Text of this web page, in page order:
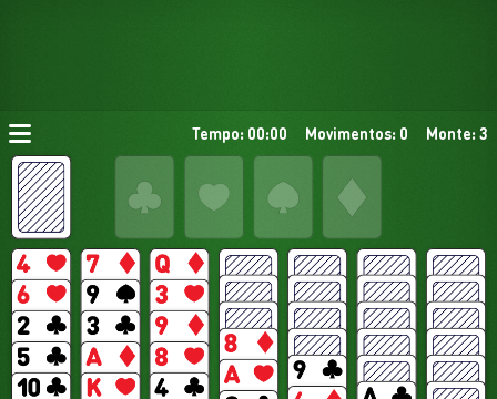
Tempo: 00:00 Movimentos: 0 Monte: 3